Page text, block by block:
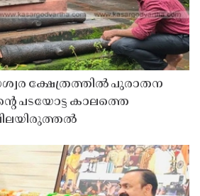
ക്ഷേത്രത്തിൽ പുരാതന
പടയോട്ട കാലത്തെ